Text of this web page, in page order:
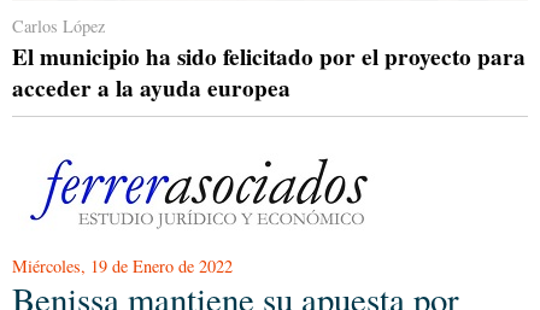
Carlos López
El municipio ha sido felicitado por el proyecto para
acceder a la ayuda europea
Miércoles, 19 de Enero de 2022
Benissa mantiene su apuesta por